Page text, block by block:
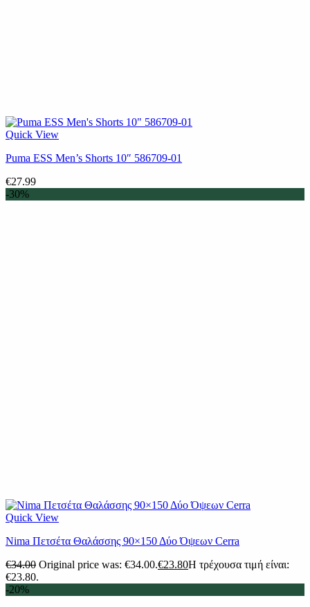
Quick View
Puma ESS Men’s Shorts 10″ 586709-01
€27.99
-30%
Quick View
Nima Πετσέτα Θαλάσσης 90×150 Δύο Όψεων Cerra
€34.00 Original price was: €34.00.€23.80Η τρέχουσα τιμή είναι:
€23.80.
-20%